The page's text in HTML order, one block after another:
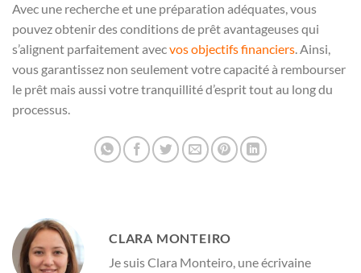
Avec une recherche et une préparation adéquates, vous
pouvez obtenir des conditions de prêt avantageuses qui
s’alignent parfaitement avecvos objectifs financiers. Ainsi,
vous garantissez non seulement votre capacité à rembourser
le prêt mais aussi votre tranquillité d’esprit tout au long du
processus.
CLARA MONTEIRO
Je suis Clara Monteiro, une écrivaine